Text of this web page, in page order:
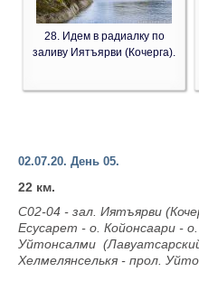
28. Идем в радиалку по
заливу Иятъярви (Кочерга).
02.07.20. День 05.
22 км.
С02-04 - зал. Иятъярви
Есусарет - о. Койонсаари -
Уйтонсалми
Хелмелянселькя - прол.